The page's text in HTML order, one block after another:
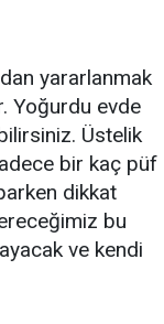
yararlanmak
Yoğurdu evde
Üstelik
bir kaç püf
dikkat
bu
ve kendi